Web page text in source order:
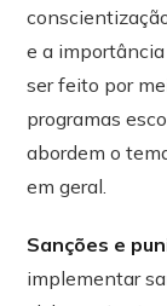
e a
ser feito por
programas
abordem o
em geral.
Sanções e
implementar